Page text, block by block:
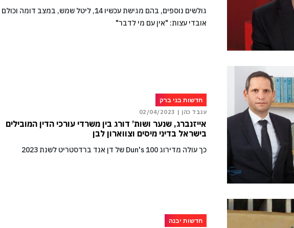
גולשים נוספים, בהם מגישת עכשיו 14, ליטל שמש, במצב דומה וכולם
אובדי עצות: "אין עם מי לדבר"
חדשות בני ברק
ענבל כהן | 02/04/2023
אייזנברג, שנער ושות’ דורג בין משרדי עורכי הדין המובילים
בישראל בדיני מיסים וצווארון לבן
כך עולה מדירוג Dun's 100 של דן אנד ברדסטריט לשנת 2023
חדשות יבנה